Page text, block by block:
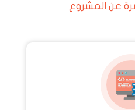
عن المشروع